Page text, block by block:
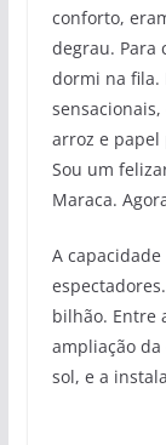
conforto,
degrau. Para
dormi na fila.
arroz e papel
Sou um
Maraca.
A
bilhão. Entre
ampliação
sol, e a